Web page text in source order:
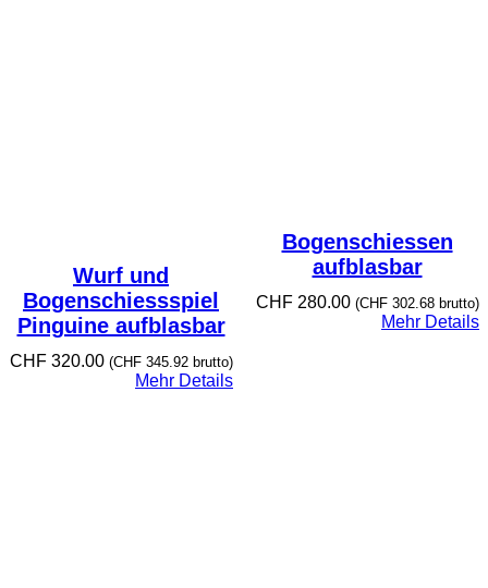
Wurf und
Bogenschiessspiel
Pinguine aufblasbar
CHF320.00 (CHF345.92brutto)
Mehr Details
Bogenschiessen
aufblasbar
CHF280.00 (CHF302.68brutto)
Mehr Details